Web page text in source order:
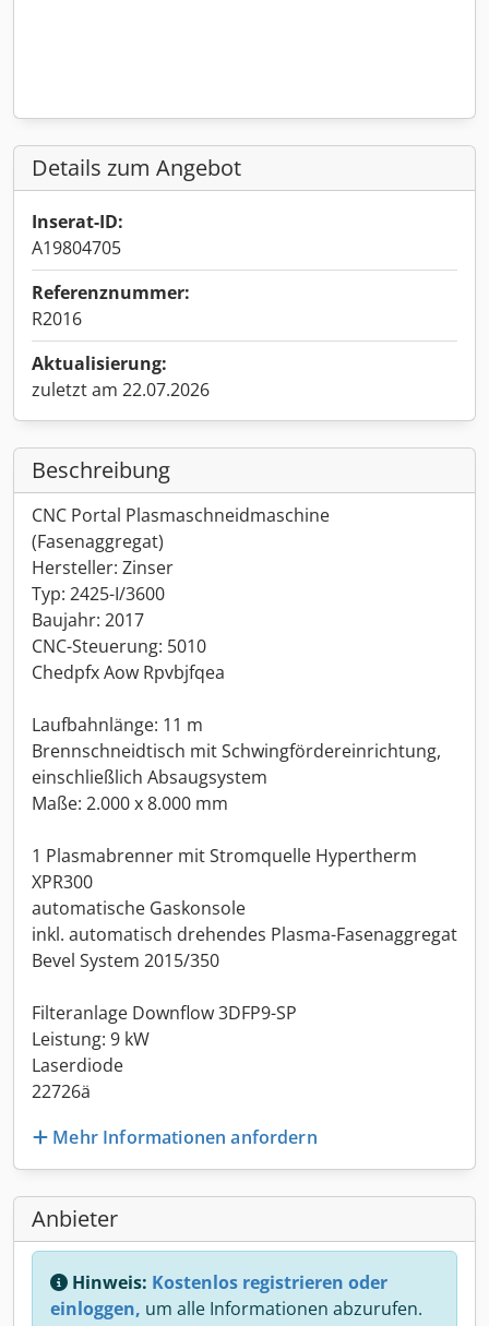
Details zum Angebot
Inserat-ID:
A19804705
Referenznummer:
R2016
Aktualisierung:
zuletzt am 22.07.2026
Beschreibung
CNC Portal Plasmaschneidmaschine
(Fasenaggregat)
Hersteller: Zinser
Typ: 2425-I/3600
Baujahr: 2017
CNC-Steuerung: 5010
Chedpfx Aow Rpvbjfqea
Laufbahnlänge: 11 m
Brennschneidtisch mit Schwingfördereinrichtung,
einschließlich Absaugsystem
Maße: 2.000 x 8.000 mm
1 Plasmabrenner mit Stromquelle Hypertherm
XPR300
automatische Gaskonsole
inkl. automatisch drehendes Plasma-Fasenaggregat
Bevel System 2015/350
Filteranlage Downflow 3DFP9-SP
Leistung: 9 kW
Laserdiode
22726ä
Mehr Informationen anfordern
Anbieter
Hinweis: Kostenlos registrieren oder
einloggen, um alle Informationen abzurufen.